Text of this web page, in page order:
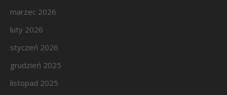
marzec 2026
luty 2026
styczeń 2026
grudzień 2025
listopad 2025